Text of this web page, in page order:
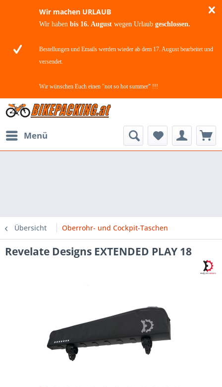
Wir machen URLAUB
Wir haben bis 16. August wegen Urlaub geschlossen.
Bestellungen und Emails werden wieder ab dem 17. August bearbeitet und
versendet.
Wir wünschen Euch einen "not so hot summer" !!!
Menü
Übersicht Oberrohr- und Cockpit-Taschen
Revelate Designs EXTENDED PLAY 18